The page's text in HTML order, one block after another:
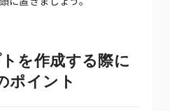
を作成する際に
ポイント